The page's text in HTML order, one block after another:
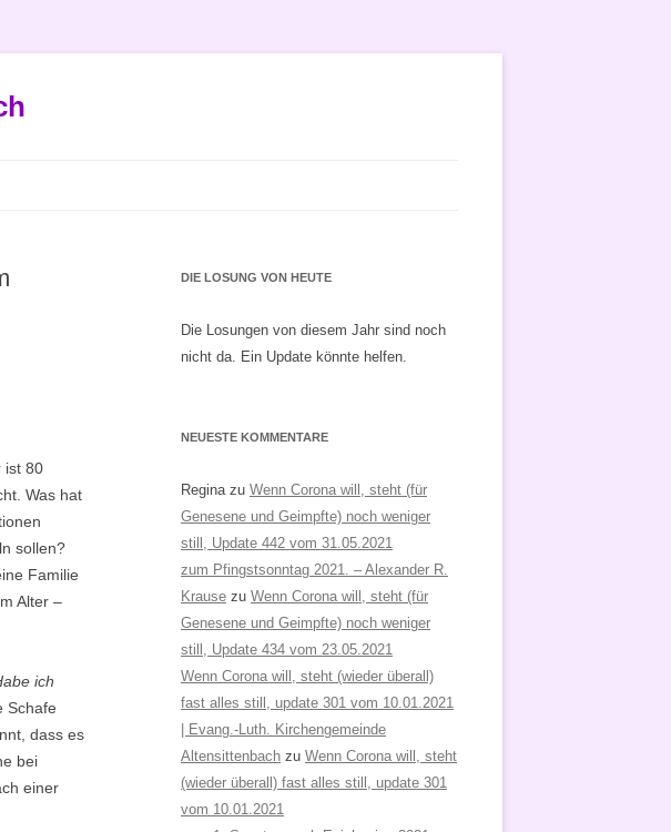
ist 80
Was hat
sollen?
Familie
Alter –
ich
Schafe
dass es
bei
einer
DIE LOSUNG VON HEUTE
Die Losungen von diesem Jahr sind noch
nicht da. Ein Update könnte helfen.
NEUESTE KOMMENTARE
Reginazu Wenn Corona will, steht (für
Genesene und Geimpfte) noch weniger
still, Update 442 vom 31.05.2021
zum Pfingstsonntag 2021. – Alexander R.
Krause zu Wenn Corona will, steht (für
Genesene und Geimpfte) noch weniger
still, Update 434 vom 23.05.2021
Wenn Corona will, steht (wieder überall)
fast alles still, update 301 vom 10.01.2021
| Evang.-Luth. Kirchengemeinde
Altensittenbach zu Wenn Corona will, steht
(wieder überall) fast alles still, update 301
vom 10.01.2021